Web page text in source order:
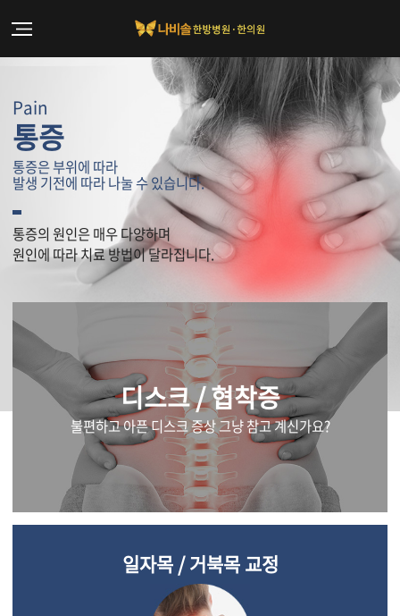
Pain
통증
통증은 부위에 따라
발생 기전에 따라 나눌 수 있습니다.
통증의 원인은 매우 다양하며
원인에 따라 치료 방법이 달라집니다.
디스크 / 협착증
불편하고 아픈 디스크 증상 그냥 참고 계신가요?
일자목 / 거북목 교정